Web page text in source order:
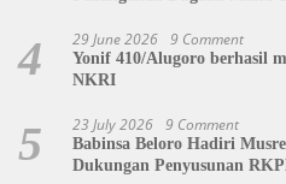
4 29 June 2026 9 Comment
Yonif 410/Alugoro berhasil
NKRI
5 23 July 2026 9 Comment
Babinsa Beloro Hadiri
Dukungan Penyusunan